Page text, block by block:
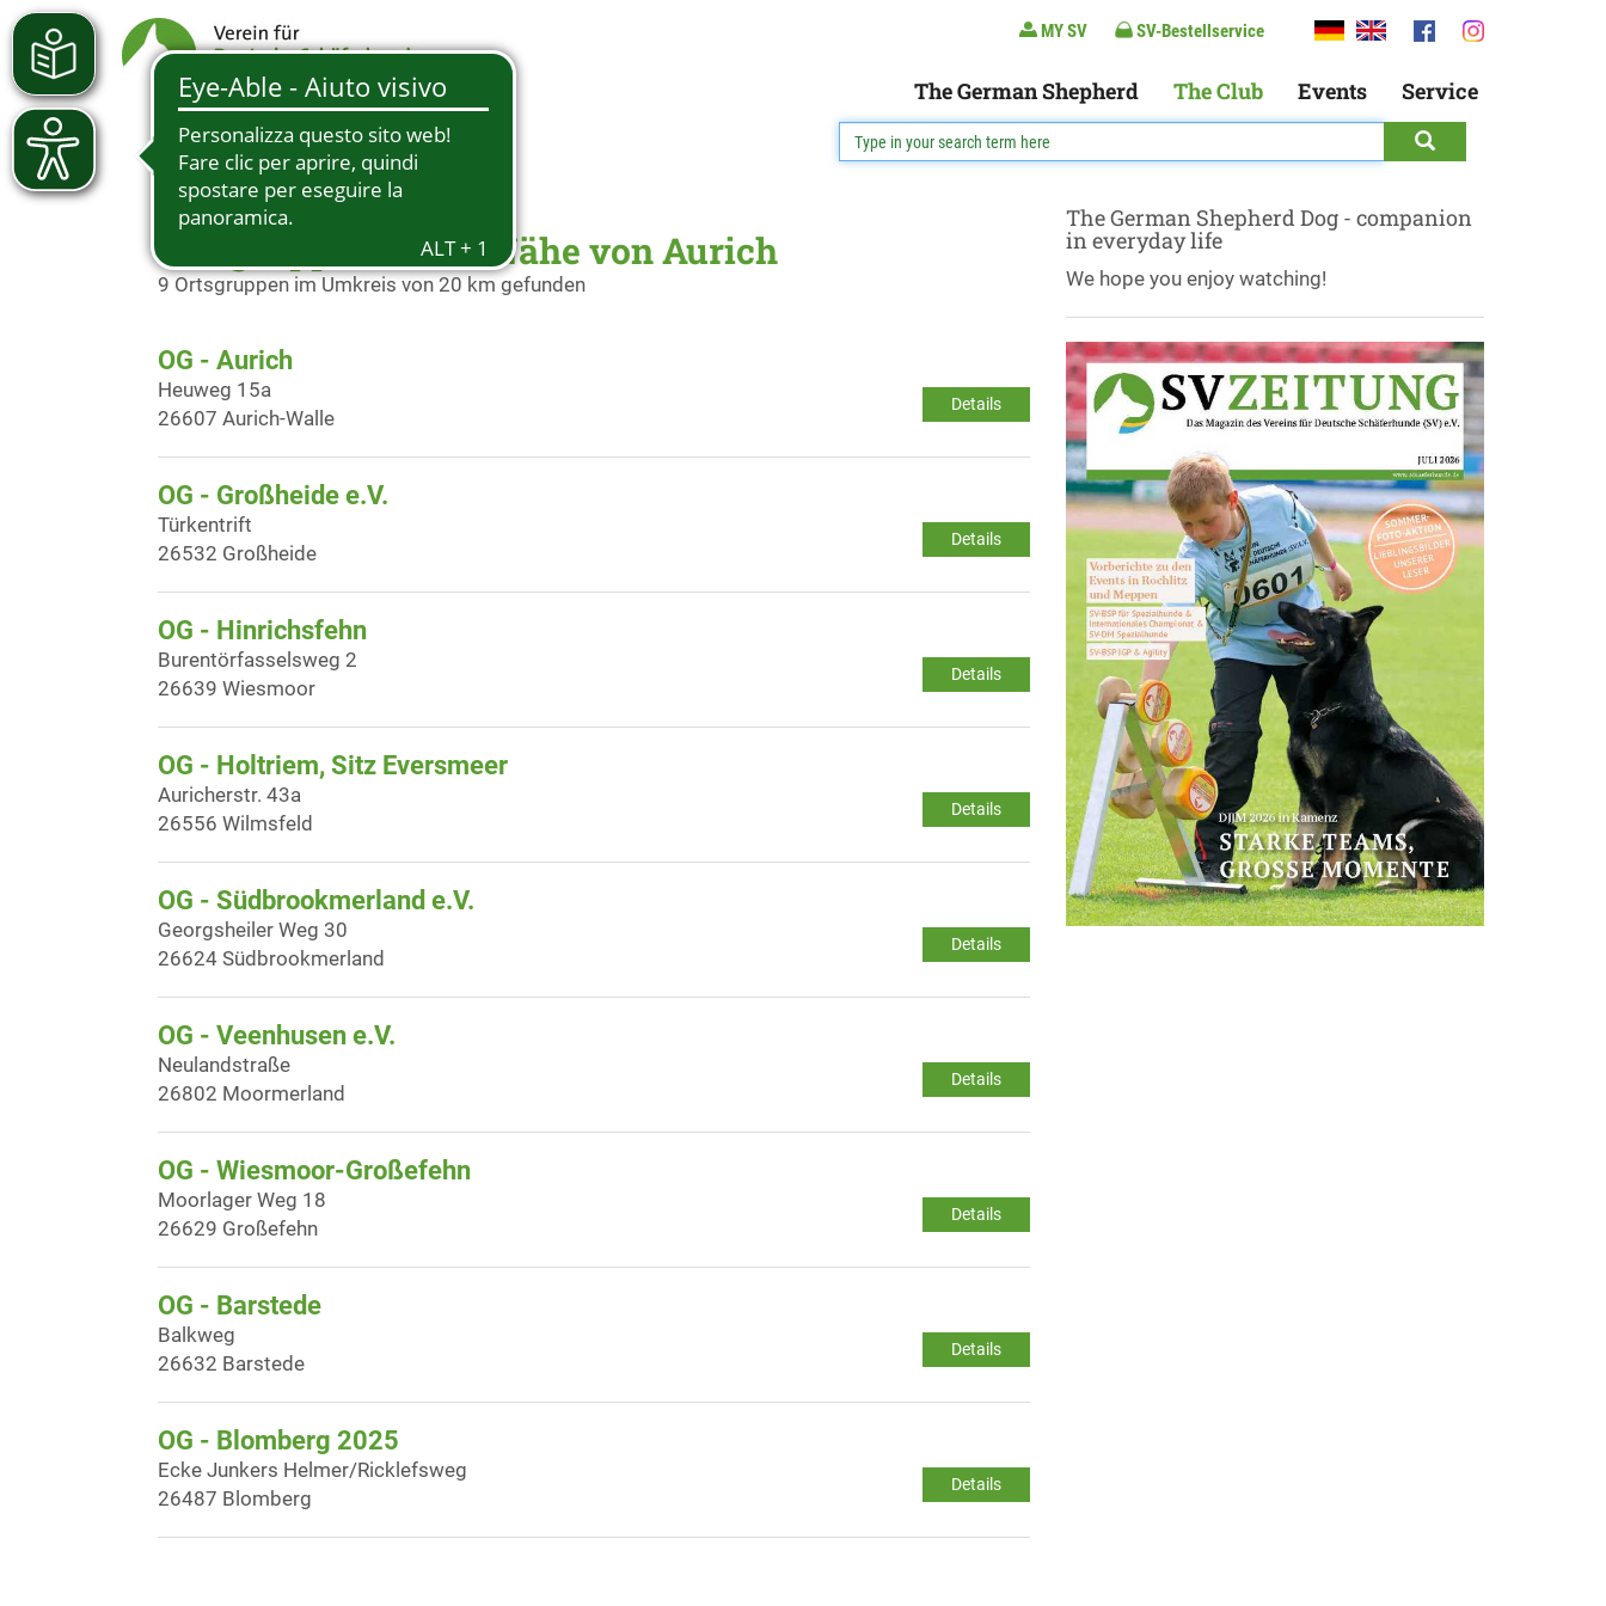
MY SV SV-Bestellservice
The German Shepherd The Club Events Service
Ortsgruppen in der Nähe von Aurich
9 Ortsgruppen im Umkreis von 20 km gefunden
OG - Aurich
Details
Heuweg 15a
26607 Aurich-Walle
OG - Großheide e.V.
Details
Türkentrift
26532 Großheide
OG - Hinrichsfehn
Details
Burentörfasselsweg 2
26639 Wiesmoor
OG - Holtriem, Sitz Eversmeer
Details
Auricherstr. 43a
26556 Wilmsfeld
OG - Südbrookmerland e.V.
Details
Georgsheiler Weg 30
26624 Südbrookmerland
OG - Veenhusen e.V.
Details
Neulandstraße
26802 Moormerland
OG - Wiesmoor-Großefehn
Details
Moorlager Weg 18
26629 Großefehn
OG - Barstede
Details
Balkweg
26632 Barstede
OG - Blomberg 2025
Details
Ecke Junkers Helmer/Ricklefsweg
26487 Blomberg
The German Shepherd Dog - companion
in everyday life
We hope you enjoy watching!